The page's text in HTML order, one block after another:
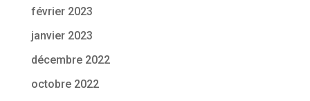
février 2023
janvier 2023
décembre 2022
octobre 2022